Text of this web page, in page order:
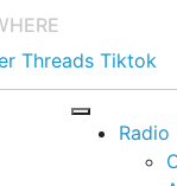
Threads Tiktok
Radio